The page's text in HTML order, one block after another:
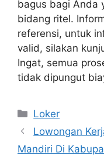
bagus bagi Anda
bidang ritel.
referensi, untuk
valid, silakan
Ingat, semua
tidak dipungut
Kategori
Loker
Lowongan
Mandiri Di